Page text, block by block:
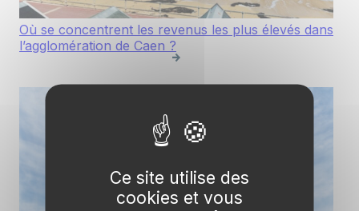
Où se concentrent les revenus les plus élevés dans
l’agglomération de Caen ?
Ce site utilise des
cookies et vous